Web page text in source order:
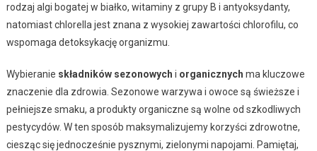
rodzaj algi bogatej w białko, witaminy z grupy B i antyoksydanty,
natomiast chlorella jest znana z wysokiej zawartości chlorofilu, co
wspomaga detoksykację organizmu.
Wybieranie składników sezonowych i organicznych ma kluczowe
znaczenie dla zdrowia. Sezonowe warzywa i owoce są świeższe i
pełniejsze smaku, a produkty organiczne są wolne od szkodliwych
pestycydów. W ten sposób maksymalizujemy korzyści zdrowotne,
ciesząc się jednocześnie pysznymi, zielonymi napojami. Pamiętaj,